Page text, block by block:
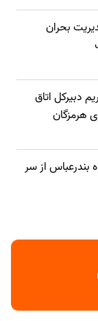
بحران
دبیرکل اتاق
هرمزگان
بندرعباس از سر